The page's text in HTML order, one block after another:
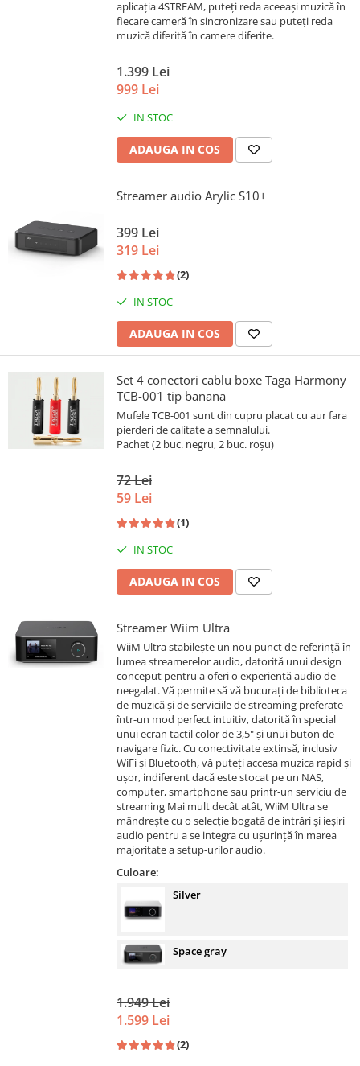
aplicația 4STREAM, puteți reda aceeași muzică în
fiecare cameră în sincronizare sau puteți reda
muzică diferită în camere diferite.
1.399 Lei
999 Lei
IN STOC
ADAUGA IN COS
Streamer audio Arylic S10+
399 Lei
319 Lei
(2)
IN STOC
ADAUGA IN COS
Set 4 conectori cablu boxe Taga Harmony
TCB-001 tip banana
Mufele TCB-001 sunt din cupru placat cu aur fara
pierderi de calitate a semnalului.
Pachet (2 buc. negru, 2 buc. roșu)
72 Lei
59 Lei
(1)
IN STOC
ADAUGA IN COS
Streamer Wiim Ultra
WiiM Ultra stabilește un nou punct de referință în
lumea streamerelor audio, datorită unui design
conceput pentru a oferi o experiență audio de
neegalat. Vă permite să vă bucurați de biblioteca
de muzică și de serviciile de streaming preferate
într-un mod perfect intuitiv, datorită în special
unui ecran tactil color de 3,5" și unui buton de
navigare fizic. Cu conectivitate extinsă, inclusiv
WiFi și Bluetooth, vă puteți accesa muzica rapid și
ușor, indiferent dacă este stocat pe un NAS,
computer, smartphone sau printr-un serviciu de
streaming Mai mult decât atât, WiiM Ultra se
mândrește cu o selecție bogată de intrări și ieșiri
audio pentru a se integra cu ușurință în marea
majoritate a setup-urilor audio.
Culoare:
Silver
Space gray
1.949 Lei
1.599 Lei
(2)